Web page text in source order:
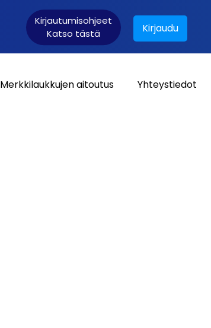
Kirjautumisohjeet
Katso tästä Kirjaudu
Merkkilaukkujen aitoutus Yhteystiedot